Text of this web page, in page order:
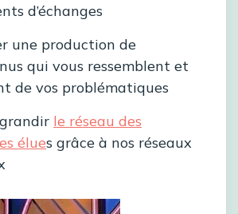
d’échanges
une production de
qui vous ressemblent et
de vos problématiques
le réseau des
élues grâce à nos réseaux